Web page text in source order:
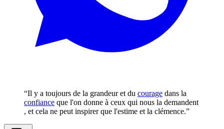
“Il y a toujours de la grandeur et du courage dans la
confiance que l'on donne à ceux qui nous la demandent
, et cela ne peut inspirer que l'estime et la clémence.”